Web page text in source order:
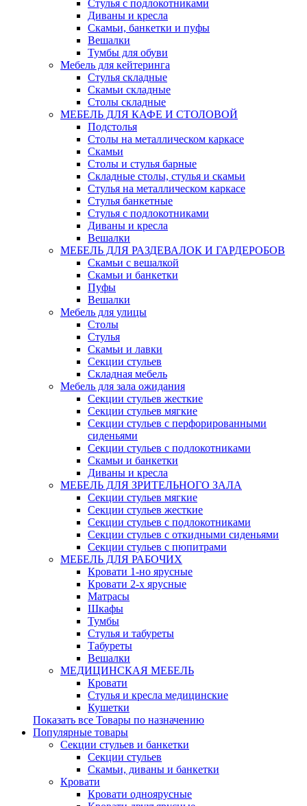
Стулья с подлокотниками
Диваны и кресла
Скамьи, банкетки и пуфы
Вешалки
Тумбы для обуви
Мебель для кейтеринга
Стулья складные
Скамьи складные
Столы складные
МЕБЕЛЬ ДЛЯ КАФЕ И СТОЛОВОЙ
Подстолья
Столы на металлическом каркасе
Скамьи
Столы и стулья барные
Складные столы, стулья и скамьи
Стулья на металлическом каркасе
Стулья банкетные
Стулья с подлокотниками
Диваны и кресла
Вешалки
МЕБЕЛЬ ДЛЯ РАЗДЕВАЛОК И ГАРДЕРОБОВ
Скамьи с вешалкой
Скамьи и банкетки
Пуфы
Вешалки
Мебель для улицы
Столы
Стулья
Скамьи и лавки
Секции стульев
Складная мебель
Мебель для зала ожидания
Секции стульев жесткие
Секции стульев мягкие
Секции стульев с перфорированными
сиденьями
Секции стульев с подлокотниками
Скамьи и банкетки
Диваны и кресла
МЕБЕЛЬ ДЛЯ ЗРИТЕЛЬНОГО ЗАЛА
Секции стульев мягкие
Секции стульев жесткие
Секции стульев с подлокотниками
Секции стульев с откидными сиденьями
Секции стульев с пюпитрами
МЕБЕЛЬ ДЛЯ РАБОЧИХ
Кровати 1-но ярусные
Кровати 2-х ярусные
Матрасы
Шкафы
Тумбы
Стулья и табуреты
Табуреты
Вешалки
МЕДИЦИНСКАЯ МЕБЕЛЬ
Кровати
Стулья и кресла медицинские
Кушетки
Показать все Товары по назначению
Популярные товары
Секции стульев и банкетки
Секции стульев
Скамьи, диваны и банкетки
Кровати
Кровати одноярусные